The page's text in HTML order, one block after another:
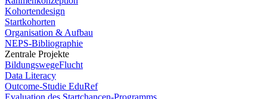
Kohortendesign
Startkohorten
Organisation & Aufbau
NEPS-Bibliographie
Zentrale Projekte
BildungswegeFlucht
Data Literacy
Outcome-Studie EduRef
Evaluation des Startchancen-Programms